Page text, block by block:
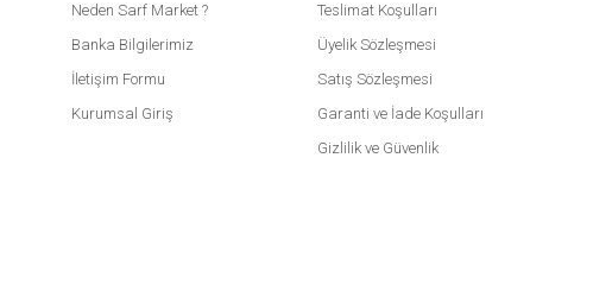
Neden Sarf Market ?
Banka Bilgilerimiz
İletişim Formu
Kurumsal Giriş
Teslimat Koşulları
Üyelik Sözleşmesi
Satış Sözleşmesi
Garanti ve İade Koşulları
Gizlilik ve Güvenlik